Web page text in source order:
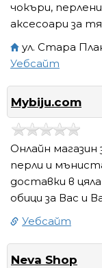
чокъри,
аксесоари за
ул. Стара
Уебсайт
Mybiju.com
Онлайн
перли и
доставки в
обици за Вас и
Уебсайт
Neva Shop